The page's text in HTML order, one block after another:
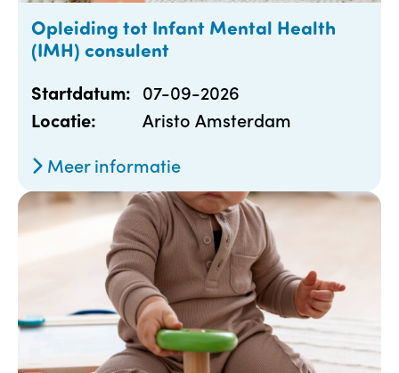
Opleiding tot Infant Mental Health
(IMH) consulent
Startdatum: 07-09-2026
Locatie:
Aristo Amsterdam
Meer informatie